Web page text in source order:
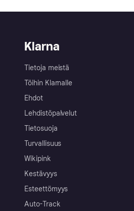
Klarna
Tietoja meistä
Töihin Klarnalle
Ehdot
Lehdistöpalvelut
Tietosuoja
Turvallisuus
Wikipink
Kestävyys
Esteettömyys
Auto-Track